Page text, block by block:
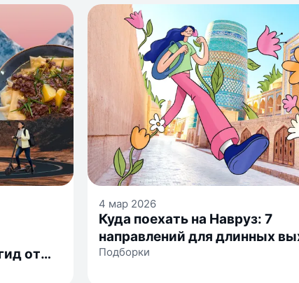
от
4 мар 2026
Куда поехать на Навруз: 7
направлений для длинных
Подборки